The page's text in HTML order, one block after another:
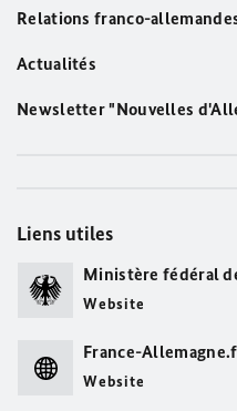
Relations franco-
Actualités
Newsletter "Nouvelles
Liens utiles
Ministère fédéral
Website
France-
Website